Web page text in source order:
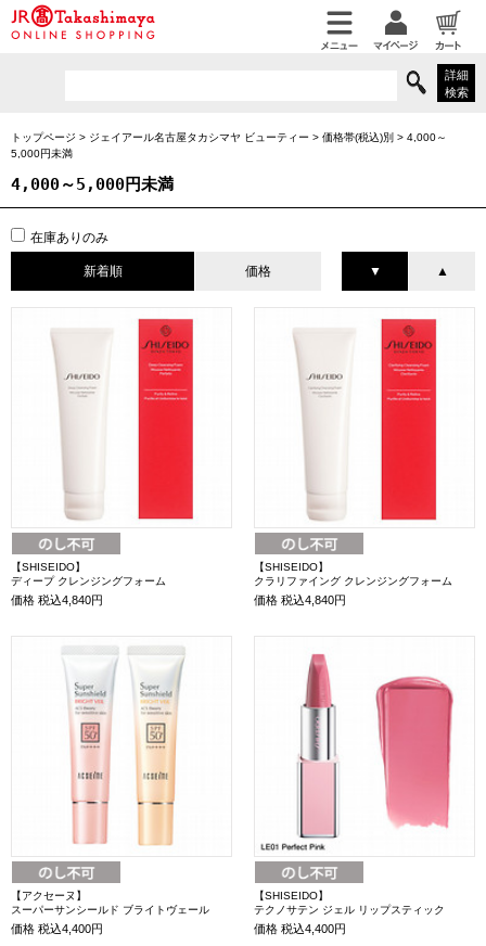
詳細
検索
トップページ > ジェイアール名古屋タカシマヤ ビューティー > 価格帯(税込)別 > 4,000～
5,000円未満
4,000～5,000円未満
在庫ありのみ
新着順 価格 ▼ ▲
【SHISEIDO】
ディープ クレンジングフォーム
価格 税込4,840円
【SHISEIDO】
クラリファイング クレンジングフォーム
価格 税込4,840円
【アクセーヌ】
スーパーサンシールド ブライトヴェール
価格 税込4,400円
【SHISEIDO】
テクノサテン ジェル リップスティック
価格 税込4,400円